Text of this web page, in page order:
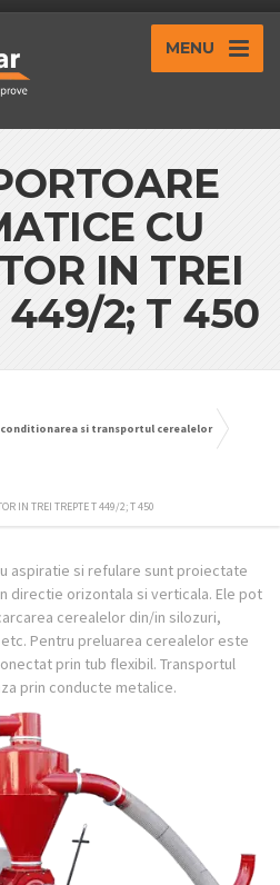
MENU
CU
IN TREI
449/2; T 450
si transportul cerealelor
IN TREI TREPTE T 449/2; T 450
aspiratie si refulare sunt proiectate
directie orizontala si verticala. Ele pot
cerealelor din/in silozuri,
Pentru preluarea cerealelor este
prin tub flexibil. Transportul
prin conducte metalice.